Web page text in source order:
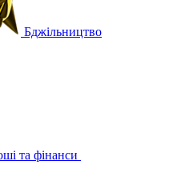
Бджільництво
та фінанси